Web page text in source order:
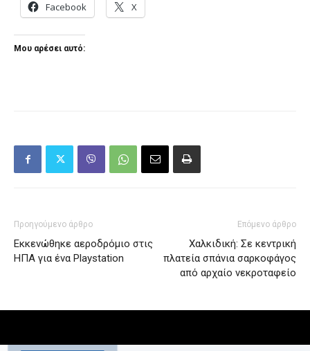
Facebook X
Μου αρέσει αυτό:
Προηγούμενο άρθρο
Εκκενώθηκε αεροδρόμιο στις
ΗΠΑ για ένα Playstation
Επόμενο άρθρο
Χαλκιδική: Σε κεντρική
πλατεία σπάνια σαρκοφάγος
από αρχαίο νεκροταφείο